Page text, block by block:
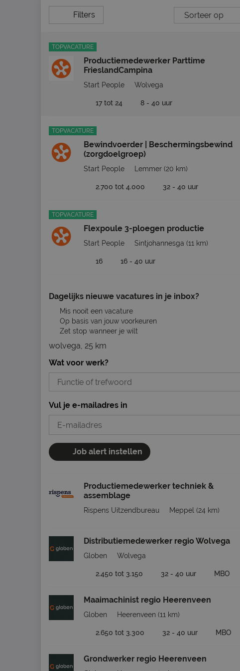
Filters
TOPVACATURE
Productiemedewerker Parttime
FrieslandCampina
Start People Wolvega
17 tot 24 8 - 40 uur
TOPVACATURE
Bewindvoerder | Beschermingsbewind
(zorgdoelgroep)
Start People Lemmer (20 km)
2.700 tot 4.000 32 - 40 uur
TOPVACATURE
Flexpoule 3-ploegen productie
Start People Sintjohannesga (11 km)
16 16 - 40 uur
Dagelijks nieuwe vacatures in je inbox?
Mis nooit een vacature
Op basis van jouw voorkeuren
Zet stop wanneer je wilt
wolvega, 25 km
Wat voor werk?
Vul je e-mailadres in
Job alert instellen
Productiemedewerker techniek &
assemblage
Rispens Uitzendbureau Meppel (24 km)
Distributiemedewerker regio Wolvega
Globen Wolvega
2.450 tot 3.150 32 - 40 uur MBO
Maaimachinist regio Heerenveen
Globen Heerenveen (11 km)
2.650 tot 3.300 32 - 40 uur MBO
Grondwerker regio Heerenveen